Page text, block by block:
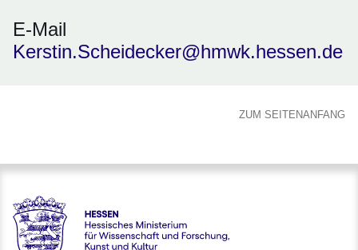
E-Mail
Kerstin.Scheidecker@hmwk.hessen.de
ZUM SEITENANFANG